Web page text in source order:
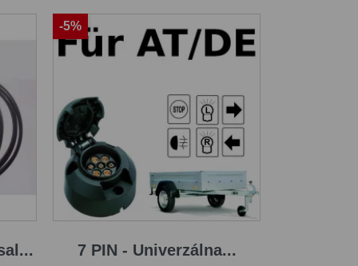
7 PIN - Univerzálna...
-5%